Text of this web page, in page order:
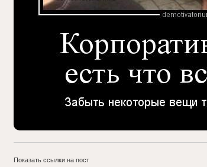
Показать ссылки на пост